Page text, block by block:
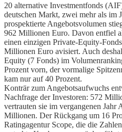
20 alternative Investmentfonds
deutschen Markt, zwei mehr als im
prospektierte Angebotsvolumen
962 Millionen Euro. Davon entfiel
einen einzigen Private-Equity-
Millionen Euro avisiert. Auch
Equity (7 Fonds) im
Prozent vorn, der vormalige
kam nur auf 40 Prozent.
Konträr zum Angebotsaufwuchs
Nachfrage der Investoren: 572
vertrauten sie im vergangenen Jahr
Millionen. Der Rückgang um 16
Ratingagentur Scope, die die